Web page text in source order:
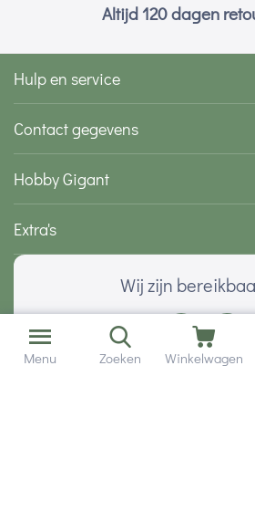
Altijd 120 dagen
Hulp en service
Contact gegevens
Hobby Gigant
Extra's
Wij zijn
Menu Zoeken Winkelwagen